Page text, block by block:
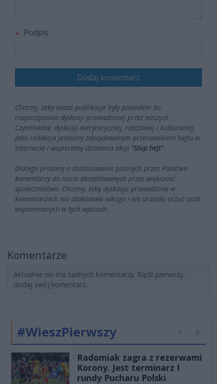
Podpis
Dodaj komentarz
Chcemy, żeby nasze publikacje były powodem do
rozpoczynania dyskusji prowadzonej przez naszych
Czytelników; dyskusji merytorycznej, rzeczowej i kulturalnej.
Jako redakcja jesteśmy zdecydowanym przeciwnikiem hejtu w
Internecie i wspieramy działania akcji "Stop hejt".
Dlatego prosimy o dostosowanie pisanych przez Państwa
komentarzy do norm akceptowanych przez większość
społeczeństwa. Chcemy, żeby dyskusja prowadzona w
komentarzach nie atakowała nikogo i nie urażała uczuć osób
wspominanych w tych wpisach.
Komentarze
Aktualnie nie ma żadnych komentarzy. Bądź pierwszy,
dodaj swój komentarz.
#WieszPierwszy Poprzednie
Radomiak zagra z rezerwami
Korony. Jest terminarz I
rundy Pucharu Polski